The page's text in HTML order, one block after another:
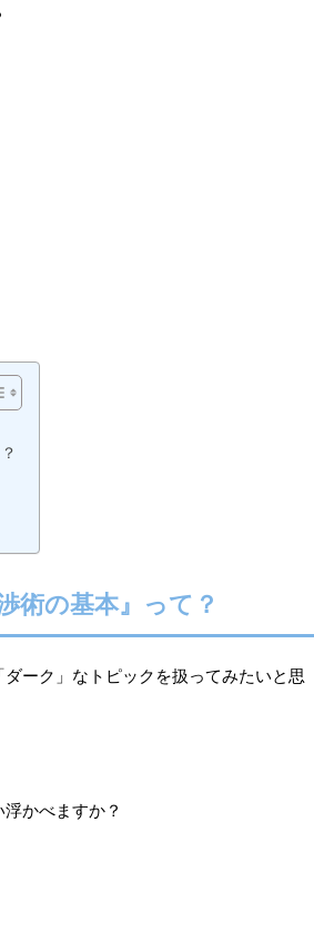
術の基本』って？
ダーク」なトピックを扱ってみたいと思
かべますか？